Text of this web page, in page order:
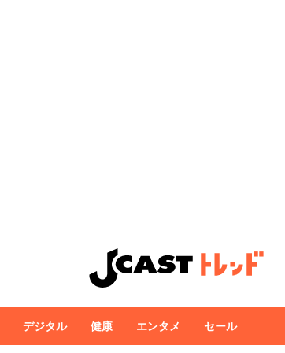
デジタル 健康 エンタメ セール